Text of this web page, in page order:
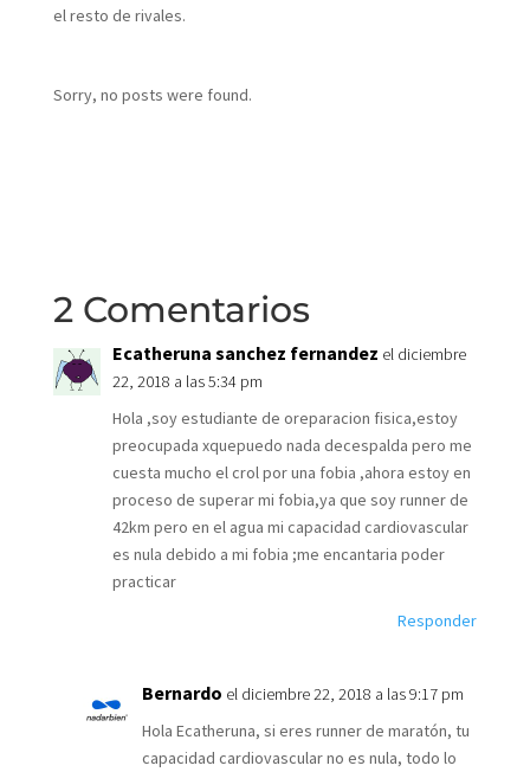
el resto de rivales.
Sorry, no posts were found.
2 Comentarios
Ecatheruna sanchez fernandez el diciembre
22, 2018 a las 5:34 pm
Hola ,soy estudiante de oreparacion fisica,estoy
preocupada xquepuedo nada decespalda pero me
cuesta mucho el crol por una fobia ,ahora estoy en
proceso de superar mi fobia,ya que soy runner de
42km pero en el agua mi capacidad cardiovascular
es nula debido a mi fobia ;me encantaria poder
practicar
Responder
Bernardo el diciembre 22, 2018 a las 9:17 pm
Hola Ecatheruna, si eres runner de maratón, tu
capacidad cardiovascular no es nula, todo lo